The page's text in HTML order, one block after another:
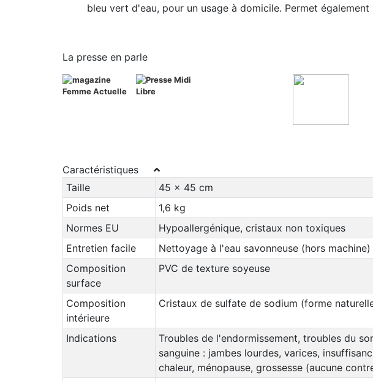
bleu vert d'eau, pour un usage à domicile. Permet
La presse en parle
Caractéristiques
Taille
45 x 45 cm
Poids net
1,6 kg
Normes EU
Hypoallergénique, cristaux non toxiques
Entretien facile
Nettoyage à l'eau savonneuse (hors machine)
Composition
surface
PVC de texture soyeuse
Composition
intérieure
Cristaux de sulfate de sodium (forme
Indications
Troubles de l'endormissement, troubles du
sanguine : jambes lourdes, varices,
chaleur, ménopause, grossesse (aucune